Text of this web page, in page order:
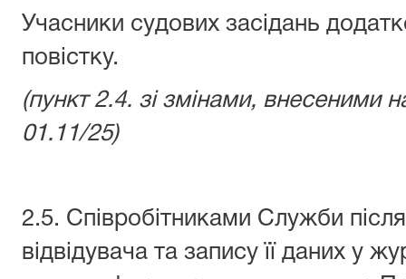
Учасники судових засідань
повістку.
(пункт 2.4. зі змінами,
01.11/25)
2.5. Співробітниками Служби після
відвідувача та запису її даних у